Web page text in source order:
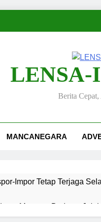
LENSA-
Berita
MANCANEGARA
Impor Tetap Terjaga
Merawat Budaya: